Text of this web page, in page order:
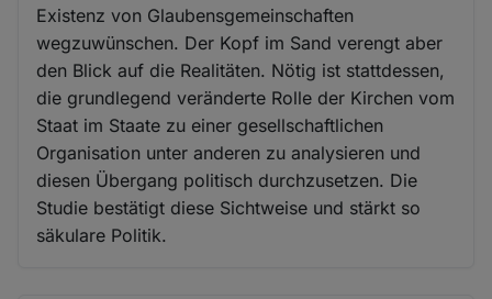
Existenz von Glaubensgemeinschaften
wegzuwünschen. Der Kopf im Sand verengt aber
den Blick auf die Realitäten. Nötig ist stattdessen,
die grundlegend veränderte Rolle der Kirchen vom
Staat im Staate zu einer gesellschaftlichen
Organisation unter anderen zu analysieren und
diesen Übergang politisch durchzusetzen. Die
Studie bestätigt diese Sichtweise und stärkt so
säkulare Politik.